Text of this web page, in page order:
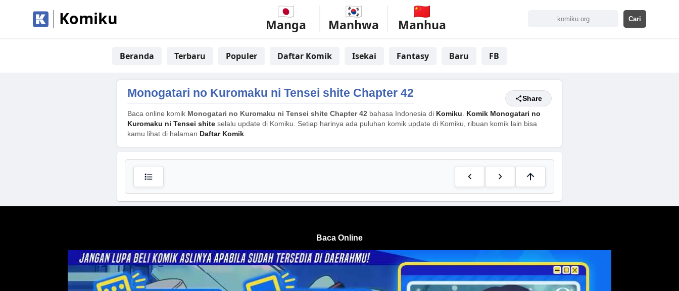
Komiku Manga Manhwa Manhua
Beranda Terbaru Populer Daftar Komik Isekai Fantasy Baru FB
Monogatari no Kuromaku ni Tensei shite Chapter 42 Share
Baca online komik Monogatari no Kuromaku ni Tensei shite Chapter 42 bahasa Indonesia di Komiku. Komik Monogatari no
Kuromaku ni Tensei shite selalu update di Komiku. Setiap harinya ada puluhan komik update di Komiku, ribuan komik lain bisa
kamu lihat di halaman Daftar Komik.
Baca Online